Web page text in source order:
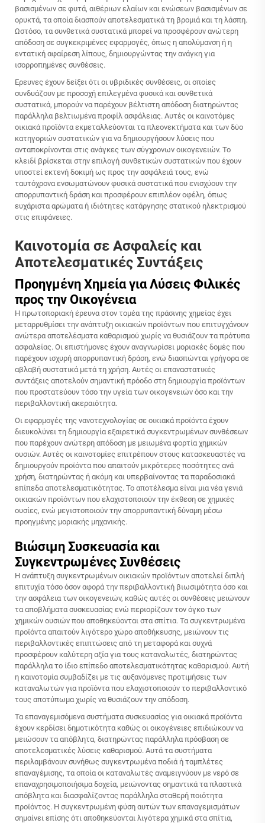
βασισμένων σε φυτά, αιθέριων ελαίων και ενώσεων βασισμένων σε
ορυκτά, τα οποία διασπούν αποτελεσματικά τη βρομιά και τη λάσπη.
Ωστόσο, τα συνθετικά συστατικά μπορεί να προσφέρουν ανώτερη
απόδοση σε συγκεκριμένες εφαρμογές, όπως η απολύμανση ή η
εντατική αφαίρεση λίπους, δημιουργώντας την ανάγκη για
ισορροπημένες συνθέσεις.
Έρευνες έχουν δείξει ότι οι υβριδικές συνθέσεις, οι οποίες
συνδυάζουν με προσοχή επιλεγμένα φυσικά και συνθετικά
συστατικά, μπορούν να παρέχουν βέλτιστη απόδοση διατηρώντας
παράλληλα βελτιωμένα προφίλ ασφάλειας. Αυτές οι καινοτόμες
οικιακά προϊόνταεκμεταλλεύονται τα πλεονεκτήματα και των δύο
κατηγοριών συστατικών για να δημιουργήσουν λύσεις που
ανταποκρίνονται στις ανάγκες των σύγχρονων οικογενειών. Το
κλειδί βρίσκεται στην επιλογή συνθετικών συστατικών που έχουν
υποστεί εκτενή δοκιμή ως προς την ασφάλειά τους, ενώ
ταυτόχρονα ενσωματώνουν φυσικά συστατικά που ενισχύουν την
απορρυπαντική δράση και προσφέρουν επιπλέον οφέλη, όπως
ευχάριστα αρώματα ή ιδιότητες κατάργησης στατικού ηλεκτρισμού
στις επιφάνειες.
Καινοτομία σε Ασφαλείς και
Αποτελεσματικές Συντάξεις
Προηγμένη Χημεία για Λύσεις Φιλικές
προς την Οικογένεια
Η πρωτοποριακή έρευνα στον τομέα της πράσινης χημείας έχει
μεταρρυθμίσει την ανάπτυξη οικιακών προϊόντων που επιτυγχάνουν
ανώτερα αποτελέσματα καθαρισμού χωρίς να θυσιάζουν τα πρότυπα
ασφαλείας. Οι επιστήμονες έχουν αναγνωρίσει μοριακές δομές που
παρέχουν ισχυρή απορρυπαντική δράση, ενώ διασπώνται γρήγορα σε
αβλαβή συστατικά μετά τη χρήση. Αυτές οι επαναστατικές
συντάξεις αποτελούν σημαντική πρόοδο στη δημιουργία προϊόντων
που προστατεύουν τόσο την υγεία των οικογενειών όσο και την
περιβαλλοντική ακεραιότητα.
Οι εφαρμογές της νανοτεχνολογίας σε οικιακά προϊόντα έχουν
διευκολύνει τη δημιουργία εξαιρετικά συγκεντρωμένων συνθέσεων
που παρέχουν ανώτερη απόδοση με μειωμένα φορτία χημικών
ουσιών. Αυτές οι καινοτομίες επιτρέπουν στους κατασκευαστές να
δημιουργούν προϊόντα που απαιτούν μικρότερες ποσότητες ανά
χρήση, διατηρώντας ή ακόμη και υπερβαίνοντας τα παραδοσιακά
επίπεδα αποτελεσματικότητας. Το αποτέλεσμα είναι μια νέα γενιά
οικιακών προϊόντων που ελαχιστοποιούν την έκθεση σε χημικές
ουσίες, ενώ μεγιστοποιούν την απορρυπαντική δύναμη μέσω
προηγμένης μοριακής μηχανικής.
Βιώσιμη Συσκευασία και
Συγκεντρωμένες Συνθέσεις
Η ανάπτυξη συγκεντρωμένων οικιακών προϊόντων αποτελεί διπλή
επιτυχία τόσο όσον αφορά την περιβαλλοντική βιωσιμότητα όσο και
την ασφάλεια των οικογενειών, καθώς αυτές οι συνθέσεις μειώνουν
τα αποβλήματα συσκευασίας ενώ περιορίζουν τον όγκο των
χημικών ουσιών που αποθηκεύονται στα σπίτια. Τα συγκεντρωμένα
προϊόντα απαιτούν λιγότερο χώρο αποθήκευσης, μειώνουν τις
περιβαλλοντικές επιπτώσεις από τη μεταφορά και συχνά
προσφέρουν καλύτερη αξία για τους καταναλωτές, διατηρώντας
παράλληλα το ίδιο επίπεδο αποτελεσματικότητας καθαρισμού. Αυτή
η καινοτομία συμβαδίζει με τις αυξανόμενες προτιμήσεις των
καταναλωτών για προϊόντα που ελαχιστοποιούν το περιβαλλοντικό
τους αποτύπωμα χωρίς να θυσιάζουν την απόδοση.
Τα επαναγεμισόμενα συστήματα συσκευασίας για οικιακά προϊόντα
έχουν κερδίσει δημοτικότητα καθώς οι οικογένειες επιδιώκουν να
μειώσουν τα απόβλητα, διατηρώντας παράλληλα πρόσβαση σε
αποτελεσματικές λύσεις καθαρισμού. Αυτά τα συστήματα
περιλαμβάνουν συνήθως συγκεντρωμένα ποδιά ή ταμπλέτες
επαναγέμισης, τα οποία οι καταναλωτές αναμειγνύουν με νερό σε
επαναχρησιμοποιήσιμα δοχεία, μειώνοντας σημαντικά τα πλαστικά
απόβλητα και διασφαλίζοντας παράλληλα σταθερή ποιότητα
προϊόντος. Η συγκεντρωμένη φύση αυτών των επαναγεμισμάτων
σημαίνει επίσης ότι αποθηκεύονται λιγότερα χημικά στα σπίτια,